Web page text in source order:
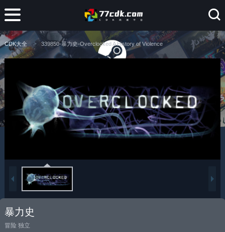
CDK大全 339850-暴力史-Overclocked A History of Violence
暴力史
冒险 独立